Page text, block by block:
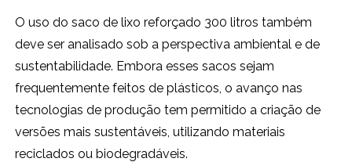
O uso do saco de lixo reforçado 300 litros também
deve ser analisado sob a perspectiva ambiental e de
sustentabilidade. Embora esses sacos sejam
frequentemente feitos de plásticos, o avanço nas
tecnologias de produção tem permitido a criação de
versões mais sustentáveis, utilizando materiais
reciclados ou biodegradáveis.